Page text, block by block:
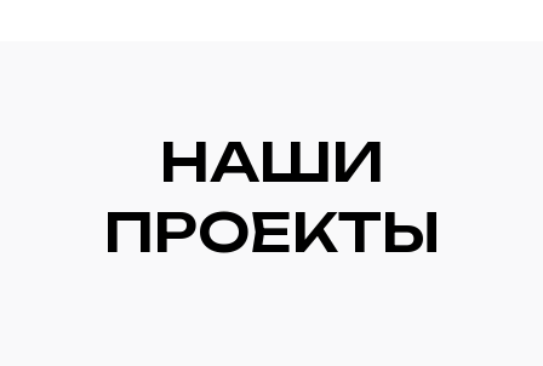
НАШИ
ПРОЕКТЫ
ЖК ДОМ 56
ЖИЛОЙ КОМПЛЕКС